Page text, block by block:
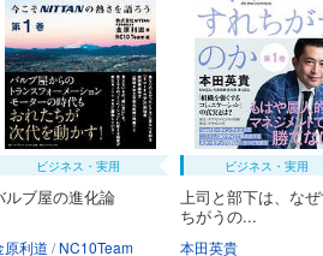
ビジネス・実用
ルブ屋の進化論
原利道 NC10Team
ビジネス・実用
上司と部下は、な
ちがうの...
本田英貴